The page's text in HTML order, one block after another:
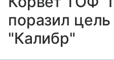
поразил цель
"Калибр"